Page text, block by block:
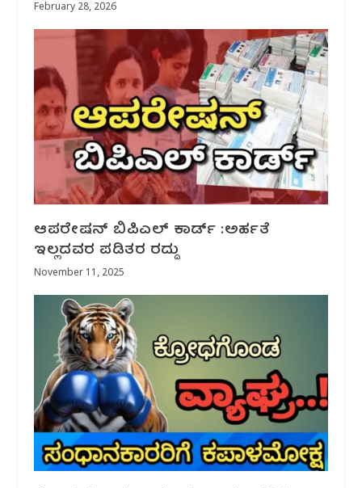
February 28, 2026
ಆಪರೇಷನ್ ಬಿಪಿಎಲ್ ಕಾರ್ಡ್ :ಅರ್ಹತೆ
ಇಲ್ಲದವರ ಪಡಿತರ ರದ್ದು
November 11, 2025